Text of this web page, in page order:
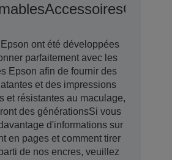
Accessoires
Epson ont été développées
parfaitement avec les
Epson afin de fournir des
et des impressions
et résistantes au maculage,
des générationsSi vous
d'informations sur
en pages et comment tirer
de nos encres, veuillez